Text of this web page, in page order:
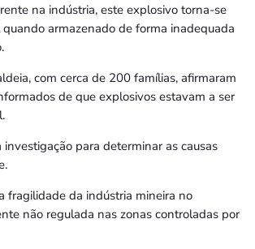
na indústria, este explosivo torna-se
armazenado de forma inadequada
com cerca de 200 famílias, afirmaram
de que explosivos estavam a ser
investigação para determinar as causas
fragilidade da indústria mineira no
não regulada nas zonas controladas por